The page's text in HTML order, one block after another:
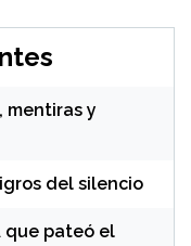
mentiras y
del silencio
que pateó el